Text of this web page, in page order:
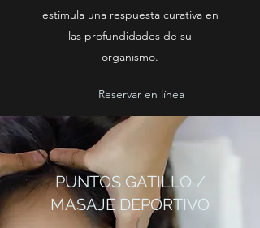
estimula una respuesta curativa en
las profundidades de su
organismo.
Reservar en línea
PUNTOS GATILLO /
MASAJE DEPORTIVO